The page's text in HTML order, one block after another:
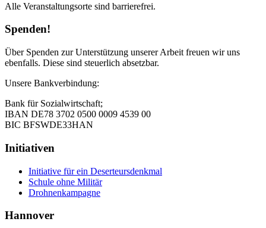
Alle Veranstaltungsorte sind barrierefrei.
Spenden!
Über Spenden zur Unterstützung unserer Arbeit freuen wir uns
ebenfalls. Diese sind steuerlich absetzbar.
Unsere Bankverbindung:
Bank für Sozialwirtschaft;
IBAN DE78 3702 0500 0009 4539 00
BIC BFSWDE33HAN
Initiativen
Initiative für ein Deserteursdenkmal
Schule ohne Militär
Drohnenkampagne
Hannover